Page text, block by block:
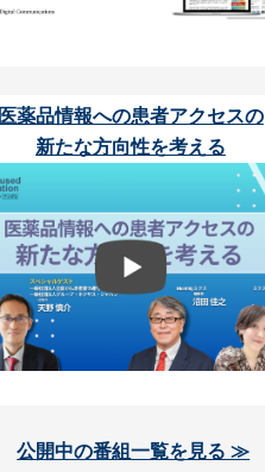
医薬品情報への患者アクセスの
新たな方向性を考える
公開中の番組一覧を見る ≫